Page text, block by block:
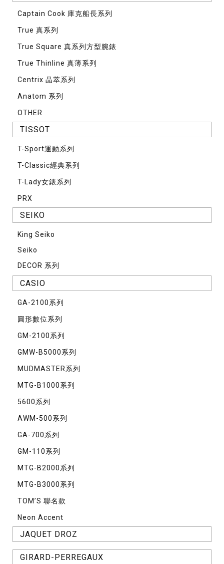
Captain Cook 庫克船長系列
True 真系列
True Square 真系列方型腕錶
True Thinline 真薄系列
Centrix 晶萃系列
Anatom 系列
OTHER
TISSOT
T-Sport運動系列
T-Classic經典系列
T-Lady女錶系列
PRX
SEIKO
King Seiko
Seiko
DECOR 系列
CASIO
GA-2100系列
圓形數位系列
GM-2100系列
GMW-B5000系列
MUDMASTER系列
MTG-B1000系列
5600系列
AWM-500系列
GA-700系列
GM-110系列
MTG-B2000系列
MTG-B3000系列
TOM’S 聯名款
Neon Accent
JAQUET DROZ
GIRARD-PERREGAUX